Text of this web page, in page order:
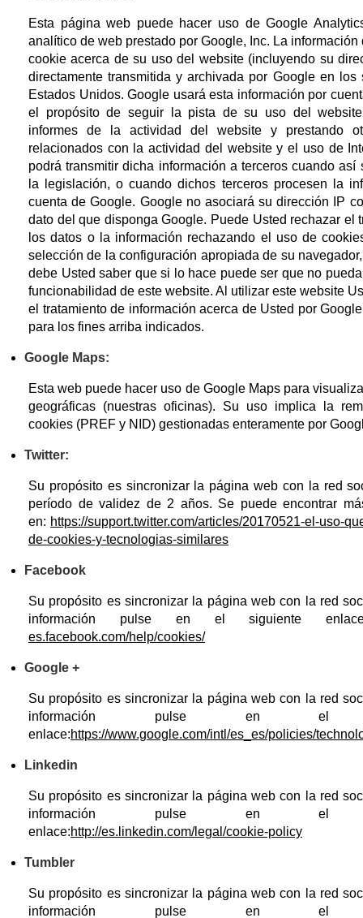
Esta página web puede hacer uso de Google
analítico de web prestado por Google, Inc. La información
cookie acerca de su uso del website (incluyendo su
directamente transmitida y archivada por Google en los
Estados Unidos. Google usará esta información por
el propósito de seguir la pista de su uso del
informes de la actividad del website y prestando
relacionados con la actividad del website y el uso de
podrá transmitir dicha información a terceros cuando así
la legislación, o cuando dichos terceros procesen la
cuenta de Google. Google no asociará su dirección IP
dato del que disponga Google. Puede Usted rechazar el
los datos o la información rechazando el uso de
selección de la configuración apropiada de su
debe Usted saber que si lo hace puede ser que no
funcionabilidad de este website. Al utilizar este website
el tratamiento de información acerca de Usted por
para los fines arriba indicados.
Google Maps:
Esta web puede hacer uso de Google Maps para
geográficas (nuestras oficinas). Su uso implica la
cookies (PREF y NID) gestionadas enteramente por
Twitter:
Su propósito es sincronizar la página web con la red
período de validez de 2 años. Se puede encontrar
en: https://support.twitter.com/articles/20170521-el-uso-
de-cookies-y-tecnologias-similares
Facebook
Su propósito es sincronizar la página web con la red
información pulse en el siguiente
es.facebook.com/help/cookies/
Google +
Su propósito es sincronizar la página web con la red
información pulse en el
enlace:https://www.google.com/intl/es_es/policies/
Linkedin
Su propósito es sincronizar la página web con la red
información pulse en el
enlace:http://es.linkedin.com/legal/cookie-policy
Tumbler
Su propósito es sincronizar la página web con la red
información pulse en el